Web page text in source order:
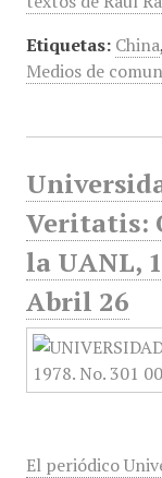
Etiquetas: China,
Medios de
Veritatis:
la UANL,
Abril 26
El periódico